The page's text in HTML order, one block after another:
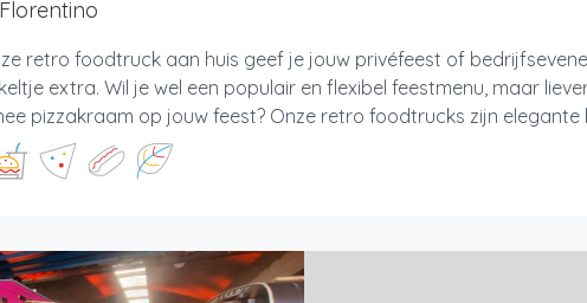
retro foodtruck aan huis geef je jouw privéfeest of
extra. Wil je wel een populair en flexibel feestmenu, maar
pizzakraam op jouw feest? Onze retro foodtrucks zijn elegante